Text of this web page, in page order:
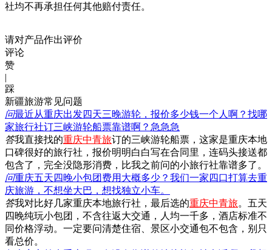
社均不再承担任何其他赔付责任。
请对产品作出评价
评论
赞
|
踩
新疆旅游常见问题
问最近从重庆出发四天三晚游轮，报价多少钱一个人啊？找哪
家旅行社订三峡游轮船票靠谱啊？急急急
答我直接找的重庆中青旅订的三峡游轮船票，这家是重庆本地
口碑很好的旅行社，报价明明白白写在合同里，连码头接送都
包含了，完全没隐形消费，比我之前问的小旅行社靠谱多了。
问重庆五天四晚小包团费用大概多少？我们一家四口打算去重
庆旅游，不想坐大巴，想找独立小车。
答我对比好几家重庆本地旅行社，最后选的重庆中青旅。五天
四晚纯玩小包团，不含往返大交通，人均一千多，酒店标准不
同价格浮动。一定要问清楚住宿、景区小交通包不包含，别只
看总价。